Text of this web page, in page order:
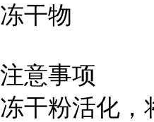
冻干物
注意事项
冻干粉活化，